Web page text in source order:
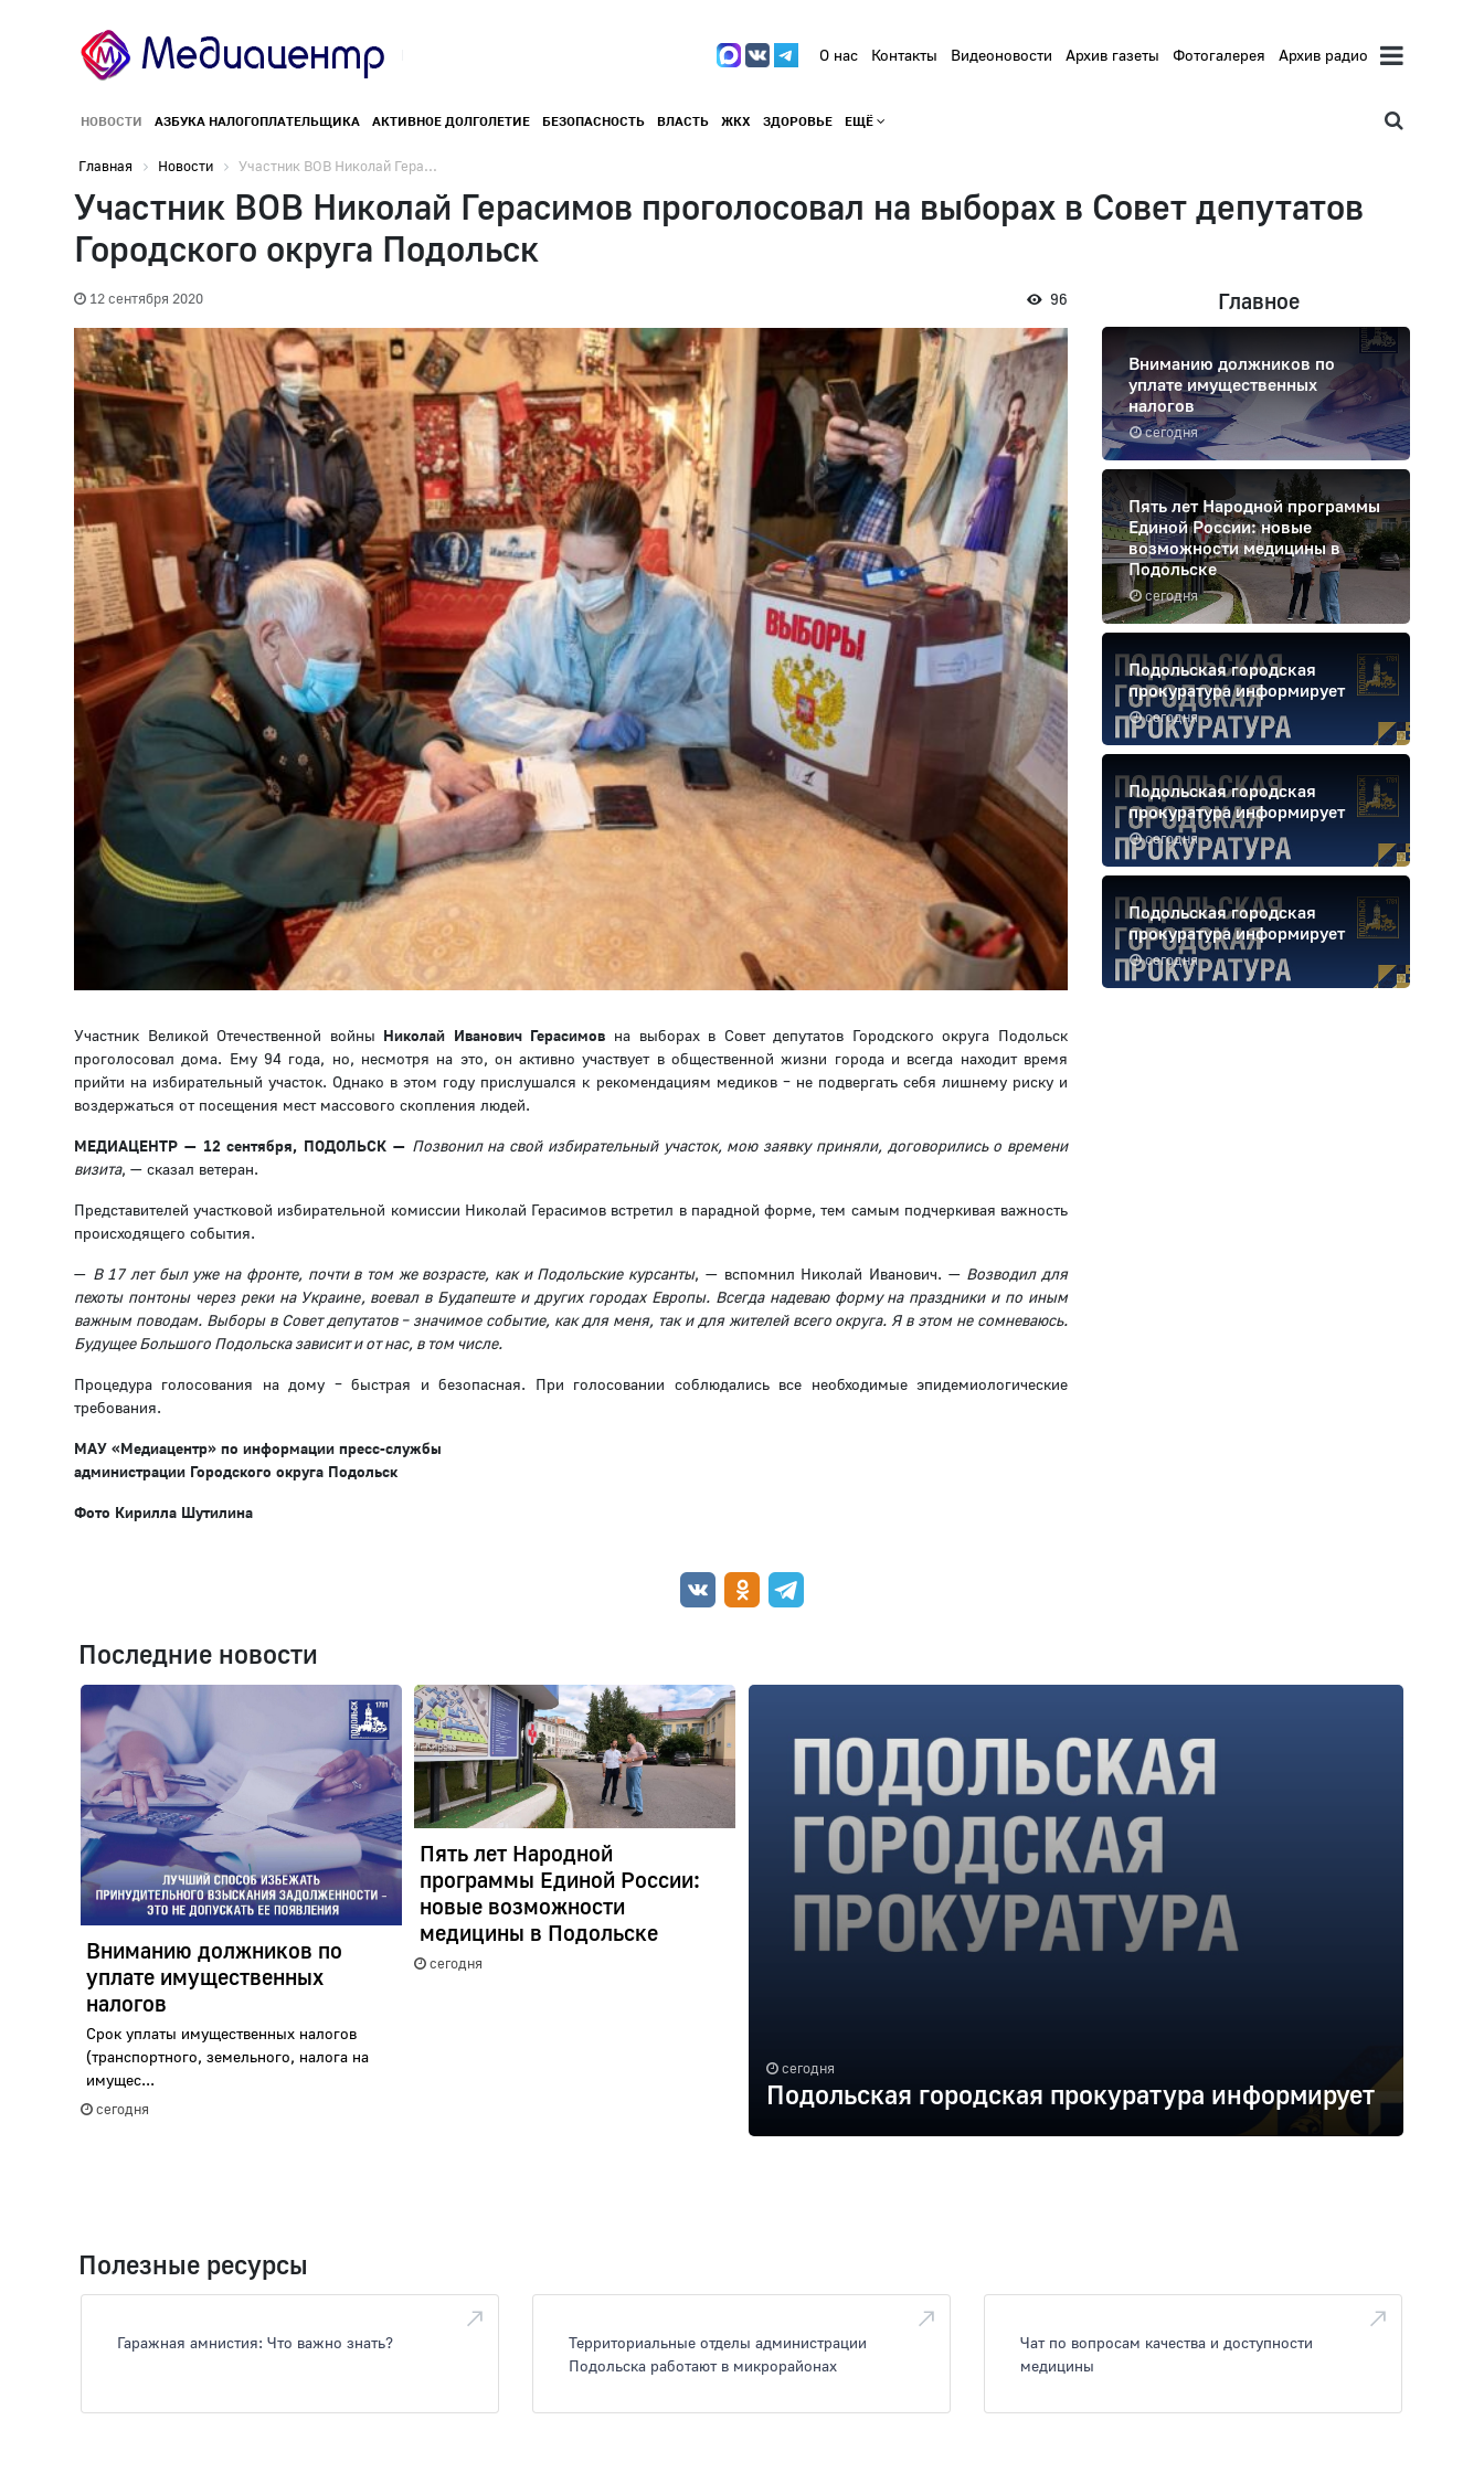
О нас Контакты Видеоновости Архив газеты Фотогалерея Архив радио
НОВОСТИ АЗБУКА НАЛОГОПЛАТЕЛЬЩИКА АКТИВНОЕ ДОЛГОЛЕТИЕ БЕЗОПАСНОСТЬ ВЛАСТЬ ЖКХ ЗДОРОВЬЕ ЕЩЁ
Главная Новости Участник ВОВ Николай Гера...
Участник ВОВ Николай Герасимов проголосовал на выборах в Совет депутатов
Городского округа Подольск
12 сентября 2020 96
Участник Великой Отечественной войны Николай Иванович Герасимов на выборах в Совет депутатов Городского округа Подольск
проголосовал дома. Ему 94 года, но, несмотря на это, он активно участвует в общественной жизни города и всегда находит время
прийти на избирательный участок. Однако в этом году прислушался к рекомендациям медиков – не подвергать себя лишнему риску и
воздержаться от посещения мест массового скопления людей.
МЕДИАЦЕНТР — 12 сентября, ПОДОЛЬСК — Позвонил на свой избирательный участок, мою заявку приняли, договорились о времени
визита, — сказал ветеран.
Представителей участковой избирательной комиссии Николай Герасимов встретил в парадной форме, тем самым подчеркивая важность
происходящего события.
— В 17 лет был уже на фронте, почти в том же возрасте, как и Подольские курсанты, — вспомнил Николай Иванович. — Возводил для
пехоты понтоны через реки на Украине, воевал в Будапеште и других городах Европы. Всегда надеваю форму на праздники и по иным
важным поводам. Выборы в Совет депутатов – значимое событие, как для меня, так и для жителей всего округа. Я в этом не сомневаюсь.
Будущее Большого Подольска зависит и от нас, в том числе.
Процедура голосования на дому – быстрая и безопасная. При голосовании соблюдались все необходимые эпидемиологические
требования.
МАУ «Медиацентр» по информации пресс-службы
администрации Городского округа Подольск
Фото Кирилла Шутилина
Главное
сегодня
Вниманию должников по
уплате имущественных
налогов
сегодня
Пять лет Народной программы
Единой России: новые
возможности медицины в
Подольске
сегодня
Подольская городская
прокуратура информирует
сегодня
Подольская городская
прокуратура информирует
сегодня
Подольская городская
прокуратура информирует
Последние новости
Вниманию должников по
уплате имущественных
налогов
Срок уплаты имущественных налогов
(транспортного, земельного, налога на
имущес...
сегодня
Пять лет Народной
программы Единой России:
новые возможности
медицины в Подольске
сегодня
сегодня
Подольская городская прокуратура информирует
Полезные ресурсы
Гаражная амнистия: Что важно знать?
Территориальные отделы администрации
Подольска работают в микрорайонах
Чат по вопросам качества и доступности
медицины